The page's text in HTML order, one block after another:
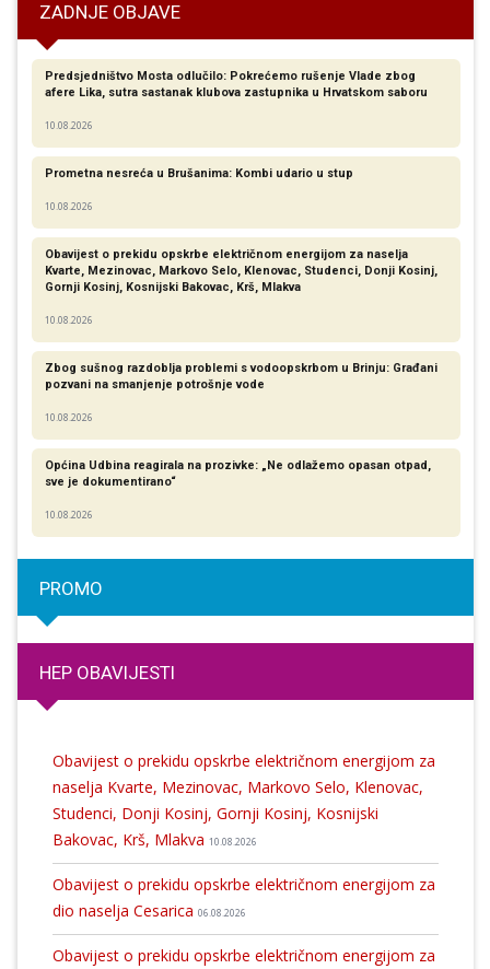
ZADNJE OBJAVE
Predsjedništvo Mosta odlučilo: Pokrećemo rušenje Vlade zbog
afere Lika, sutra sastanak klubova zastupnika u Hrvatskom saboru
10.08.2026
Prometna nesreća u Brušanima: Kombi udario u stup
10.08.2026
Obavijest o prekidu opskrbe električnom energijom za naselja
Kvarte, Mezinovac, Markovo Selo, Klenovac, Studenci, Donji Kosinj,
Gornji Kosinj, Kosnijski Bakovac, Krš, Mlakva
10.08.2026
Zbog sušnog razdoblja problemi s vodoopskrbom u Brinju: Građani
pozvani na smanjenje potrošnje vode
10.08.2026
Općina Udbina reagirala na prozivke: „Ne odlažemo opasan otpad,
sve je dokumentirano“
10.08.2026
PROMO
HEP OBAVIJESTI
Obavijest o prekidu opskrbe električnom energijom za
naselja Kvarte, Mezinovac, Markovo Selo, Klenovac,
Studenci, Donji Kosinj, Gornji Kosinj, Kosnijski
Bakovac, Krš, Mlakva 10.08.2026
Obavijest o prekidu opskrbe električnom energijom za
dio naselja Cesarica 06.08.2026
Obavijest o prekidu opskrbe električnom energijom za